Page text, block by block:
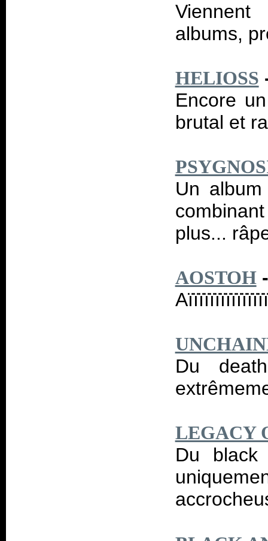
albums,
HELIOSS
Encore
brutal et
Un
plus...
AOSTOH
Du
LEGACY
Du